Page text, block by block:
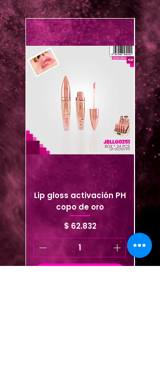
Lip gloss activación PH
copo de oro
Precio
$ 62.832